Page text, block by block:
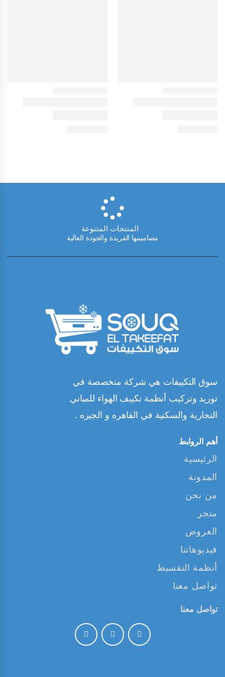
المنتجات المتنوعة
بتصاميمها الفريدة والجودة العالية
سوق التكييفات هي شركة متخصصة في
توريد وتركيب أنظمة تكييف الهواء للمباني
التجارية والسكنية في القاهره و الجيزه .
أهم الروابط
الرئيسية
المدونة
من نحن
متجر
العروض
فيديوهاتنا
أنظمة التقسيط
تواصل معنا
تواصل معنا